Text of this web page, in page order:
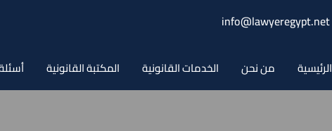
info@lawyeregypt.net
الرئيسية من نحن الخدمات القانونية المكتبة القانونية